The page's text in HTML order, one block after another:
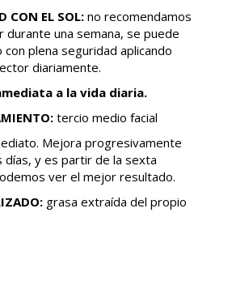
CON EL SOL: no recomendamos
durante una semana, se puede
plena seguridad aplicando
diariamente.
a la vida diaria.
tercio medio facial
Mejora progresivamente
días, y es partir de la sexta
ver el mejor resultado.
grasa extraída del propio